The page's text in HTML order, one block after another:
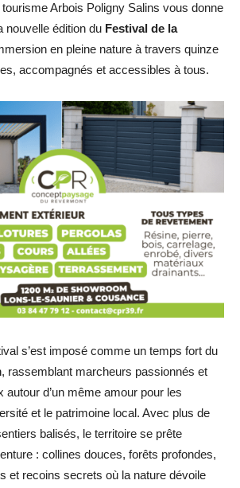
tourisme Arbois Poligny Salins vous donne
nouvelle édition du Festival de la
en pleine nature à travers quinze
accompagnés et accessibles à tous.
s’est imposé comme un temps fort du
rassemblant marcheurs passionnés et
autour d’un même amour pour les
et le patrimoine local. Avec plus de
balisés, le territoire se prête
: collines douces, forêts profondes,
et recoins secrets où la nature dévoile